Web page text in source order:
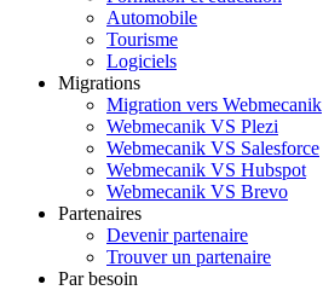
Automobile
Tourisme
Logiciels
Migrations
Migration vers Webmecanik
Webmecanik VS Plezi
Webmecanik VS Salesforce
Webmecanik VS Hubspot
Webmecanik VS Brevo
Partenaires
Devenir partenaire
Trouver un partenaire
Par besoin